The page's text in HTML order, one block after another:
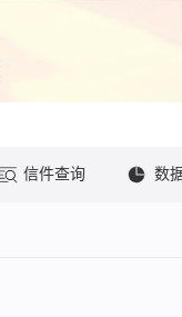
信件查询 数